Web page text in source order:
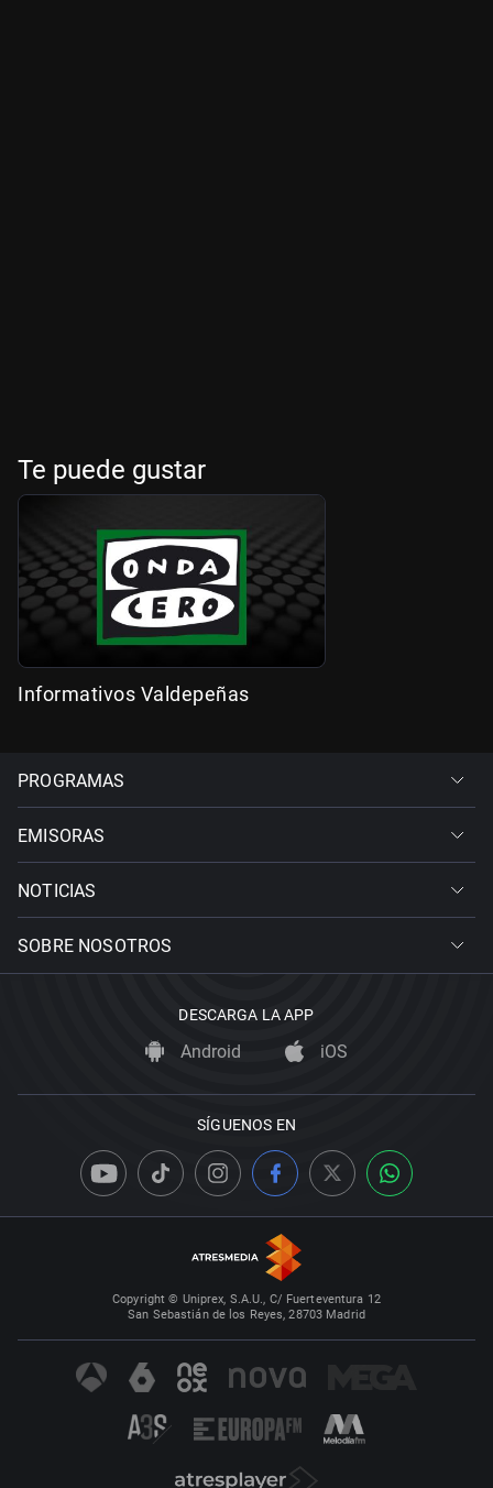
Te puede gustar
Informativos Valdepeñas
PROGRAMAS
EMISORAS
NOTICIAS
SOBRE NOSOTROS
DESCARGA LA APP
Android iOS
SÍGUENOS EN
Copyright © Uniprex, S.A.U., C/ Fuerteventura 12
San Sebastián de los Reyes, 28703 Madrid